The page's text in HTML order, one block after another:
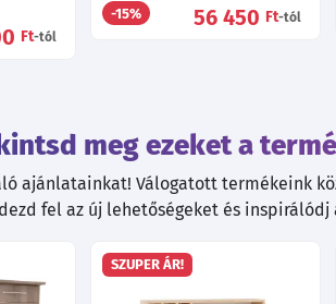
Ft-tól
-15% 56 450 Ft-tól
meg ezeket a
ajánlatainkat! Válogatott termékeink
fel az új lehetőségeket és
SZUPER ÁR!